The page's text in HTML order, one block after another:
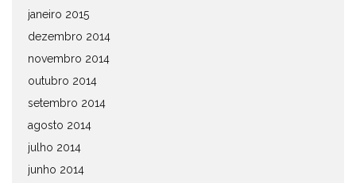
janeiro 2015
dezembro 2014
novembro 2014
outubro 2014
setembro 2014
agosto 2014
julho 2014
junho 2014